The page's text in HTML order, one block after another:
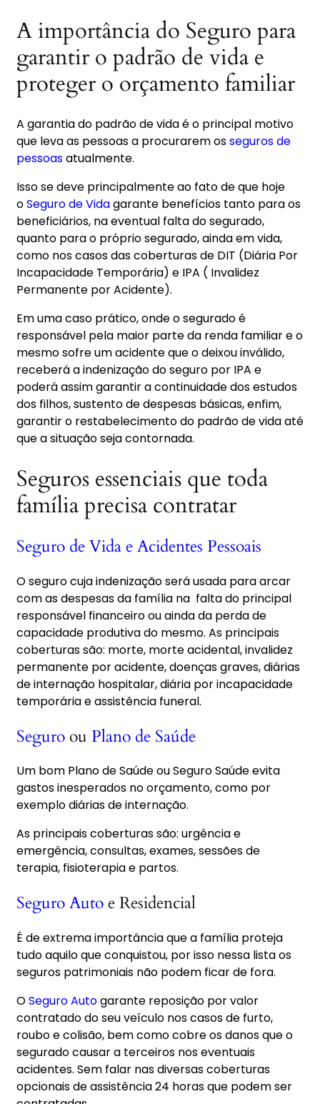
A importância do Seguro para
garantir o padrão de vida e
proteger o orçamento familiar
A garantia do padrão de vida é o principal motivo
que leva as pessoas a procurarem osseguros de
pessoasatualmente.
Isso se deve principalmente ao fato de que hoje
oSeguro de Vidagarante benefícios tanto para os
beneficiários, na eventual falta do segurado,
quanto para o próprio segurado, ainda em vida,
como nos casos das coberturas de DIT (Diária Por
Incapacidade Temporária) e IPA ( Invalidez
Permanente por Acidente).
Em uma caso prático, onde o segurado é
responsável pela maior parte da renda familiar e o
mesmo sofre um acidente que o deixou inválido,
receberá a indenização do seguro por IPA e
poderá assim garantir a continuidade dos estudos
dos filhos, sustento de despesas básicas, enfim,
garantir o restabelecimento do padrão de vida até
que a situação seja contornada.
Seguros essenciais que toda
família precisa contratar
Seguro de Vida e Acidentes Pessoais
O seguro cuja indenização será usada para arcar
com as despesas da família na falta do principal
responsável financeiro ou ainda da perda de
capacidade produtiva do mesmo. As principais
coberturas são: morte, morte acidental, invalidez
permanente por acidente, doenças graves, diárias
de internação hospitalar, diária por incapacidade
temporária e assistência funeral.
Seguroou Plano de Saúde
Um bom Plano de Saúde ou Seguro Saúde evita
gastos inesperados no orçamento, como por
exemplo diárias de internação.
As principais coberturas são: urgência e
emergência, consultas, exames, sessões de
terapia, fisioterapia e partos.
Seguro Autoe Residencial
É de extrema importância que a família proteja
tudo aquilo que conquistou, por isso nessa lista os
seguros patrimoniais não podem ficar de fora.
OSeguro Autogarante reposição por valor
contratado do seu veículo nos casos de furto,
roubo e colisão, bem como cobre os danos que o
segurado causar a terceiros nos eventuais
acidentes. Sem falar nas diversas coberturas
opcionais de assistência 24 horas que podem ser